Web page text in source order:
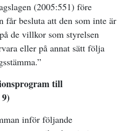
(2005:551) före
får besluta att den som inte är
de villkor som styrelsen
eller på annat sätt följa
till
inför följande